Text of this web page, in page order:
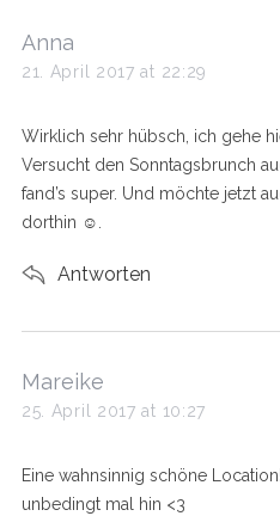
s
a
s
:
Anna
21. April 2017 at 22:29
Wirklich sehr hübsch, ich gehe
Versucht den Sonntagsbrunch
fand’s super. Und möchte jetzt
dorthin ☺️.
Antworten
s
a
s
:
Mareike
25. April 2017 at 10:27
Eine wahnsinnig schöne
unbedingt mal hin <3